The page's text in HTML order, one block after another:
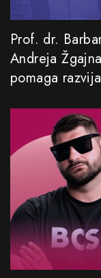
Prof. dr.
Andreja
pomaga